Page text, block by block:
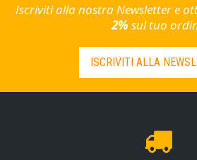
Iscriviti alla nostra Newsletter e
2% sul tuo
ISCRIVITI ALLA